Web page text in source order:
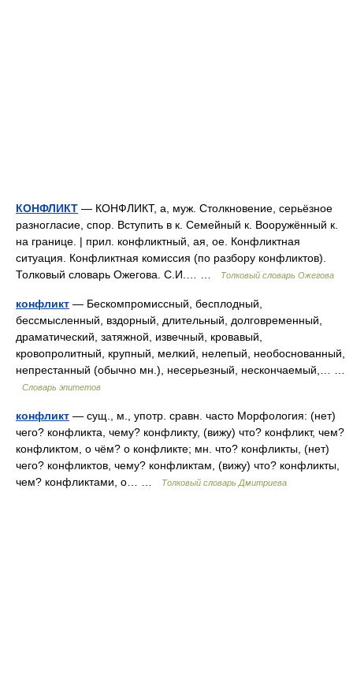
КОНФЛИКТ — КОНФЛИКТ, а, муж. Столкновение, серьёзное
разногласие, спор. Вступить в к. Семейный к. Вооружённый к.
на границе. | прил. конфликтный, ая, ое. Конфликтная
ситуация. Конфликтная комиссия (по разбору конфликтов).
Толковый словарь Ожегова. С.И.… …
Толковый словарь Ожегова
конфликт — Бескомпромиссный, бесплодный,
бессмысленный, вздорный, длительный, долговременный,
драматический, затяжной, извечный, кровавый,
кровопролитный, крупный, мелкий, нелепый, необоснованный,
непрестанный (обычно мн.), несерьезный, нескончаемый,… …
Словарь эпитетов
конфликт — сущ., м., употр. сравн. часто Морфология: (нет)
чего? конфликта, чему? конфликту, (вижу) что? конфликт, чем?
конфликтом, о чём? о конфликте; мн. что? конфликты, (нет)
чего? конфликтов, чему? конфликтам, (вижу) что? конфликты,
чем? конфликтами, о… …
Толковый словарь Дмитриева